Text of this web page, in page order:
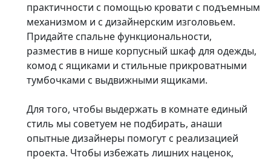
практичности с помощью кровати с подъемным
механизмом и с дизайнерским изголовьем.
Придайте спальне функциональности,
разместив в нише корпусный шкаф для одежды,
комод с ящиками и стильные прикроватными
тумбочками с выдвижными ящиками.
Для того, чтобы выдержать в комнате единый
стиль мы советуем не подбирать, анаши
опытные дизайнеры помогут с реализацией
проекта. Чтобы избежать лишних наценок,